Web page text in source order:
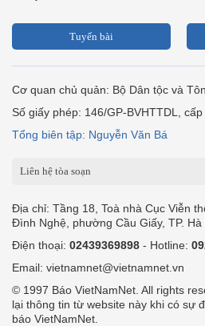
Tuyến bài
Cơ quan chủ quản: Bộ Dân tộc và
Số giấy phép: 146/GP-BVHTTDL,
Tổng biên tập: Nguyễn Văn Bá
Liên hệ tòa soạn
Địa chỉ: Tầng 18, Toà nhà Cục Viễn
Đình Nghệ, phường Cầu Giấy, TP. Hà
Điện thoại: 02439369898 - Hotline:
Email: vietnamnet@vietnamnet.vn
© 1997 Báo VietNamNet. All rights
lại thông tin từ website này khi có sự
báo VietNamNet.